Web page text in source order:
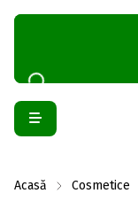
Acasă Cosmetice